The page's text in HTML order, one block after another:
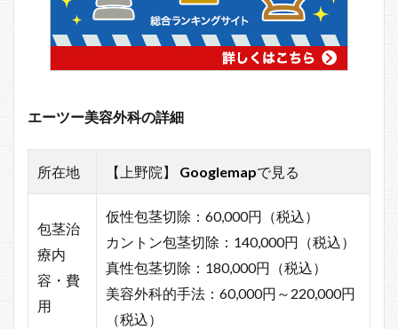
エーツー美容外科の詳細
所在地 【上野院】 Googlemapで見る
包茎治
療内
容・費
用
仮性包茎切除：60,000円（税込）
カントン包茎切除：140,000円（税込）
真性包茎切除：180,000円（税込）
美容外科的手法：60,000円～220,000円
（税込）